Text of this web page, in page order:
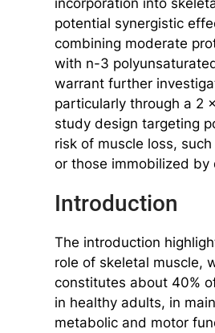
potential synergistic
combining moderate
with n-3
warrant further
particularly through a 2
study design targeting
risk of muscle loss,
or those immobilized by
Introduction
The introduction
role of skeletal muscle,
constitutes about 40%
in healthy adults, in
metabolic and motor